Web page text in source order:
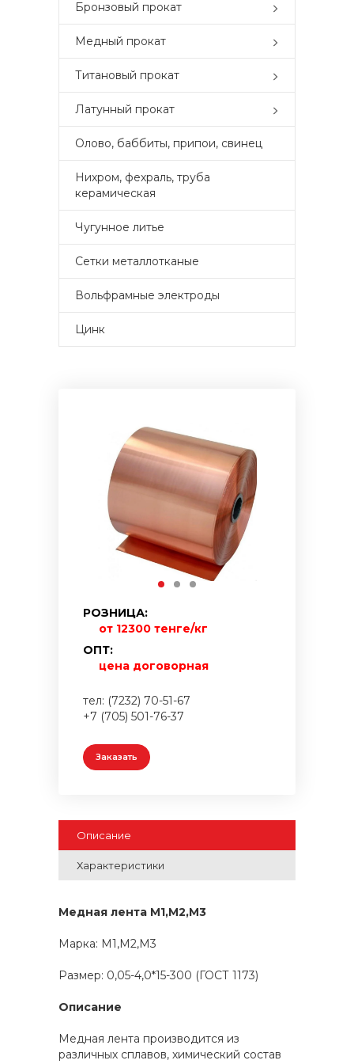
Бронзовый прокат
Медный прокат
Титановый прокат
Латунный прокат
Олово, баббиты, припои, свинец
Нихром, фехраль, труба
керамическая
Чугунное литье
Сетки металлотканые
Вольфрамные электроды
Цинк
РОЗНИЦА:
от 12300 тенге/кг
ОПТ:
цена договорная
тел: (7232) 70-51-67
+7 (705) 501-76-37
Заказать
Описание
Характеристики
Медная лента М1,М2,М3
Марка: М1,М2,М3
Размер: 0,05-4,0*15-300 (ГОСТ 1173)
Описание
Медная лента производится из
различных сплавов, химический состав